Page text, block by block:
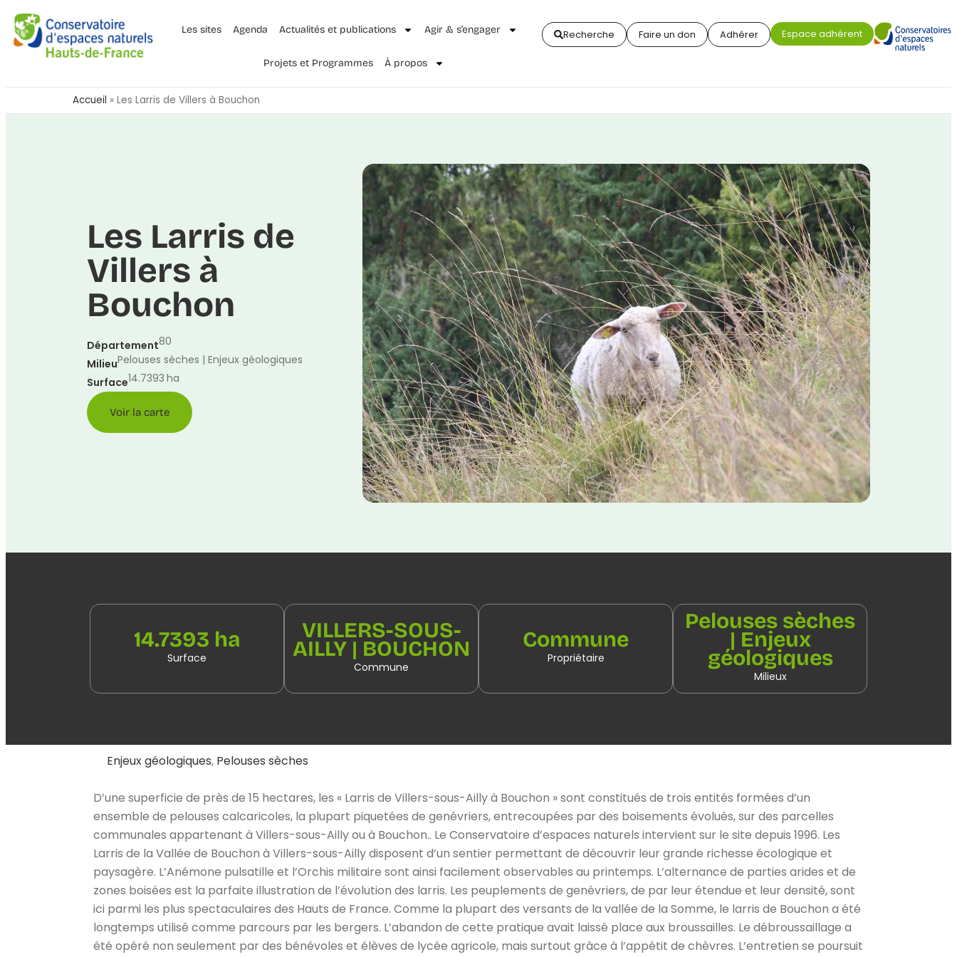
Les sites Agenda Actualités et publications Agir & s’engager
Projets et Programmes À propos
Recherche Faire un don Adhérer Espace adhérent
Accueil » Les Larris de Villers à Bouchon
Les Larris de
Villers à
Bouchon
Département80
MilieuPelouses sèches | Enjeux géologiques
Surface14.7393 ha
Voir la carte
14.7393 ha
Surface
VILLERS-SOUS-
AILLY | BOUCHON
Commune
Commune
Propriétaire
Pelouses sèches
| Enjeux
géologiques
Milieux
Enjeux géologiques, Pelouses sèches
D’une superficie de près de 15 hectares, les « Larris de Villers-sous-Ailly à Bouchon » sont constitués de trois entités formées d’un
ensemble de pelouses calcaricoles, la plupart piquetées de genévriers, entrecoupées par des boisements évolués, sur des parcelles
communales appartenant à Villers-sous-Ailly ou à Bouchon.. Le Conservatoire d’espaces naturels intervient sur le site depuis 1996. Les
Larris de la Vallée de Bouchon à Villers-sous-Ailly disposent d’un sentier permettant de découvrir leur grande richesse écologique et
paysagère. L’Anémone pulsatille et l’Orchis militaire sont ainsi facilement observables au printemps. L’alternance de parties arides et de
zones boisées est la parfaite illustration de l’évolution des larris. Les peuplements de genévriers, de par leur étendue et leur densité, sont
ici parmi les plus spectaculaires des Hauts de France. Comme la plupart des versants de la vallée de la Somme, le larris de Bouchon a été
longtemps utilisé comme parcours par les bergers. L’abandon de cette pratique avait laissé place aux broussailles. Le débroussaillage a
été opéré non seulement par des bénévoles et élèves de lycée agricole, mais surtout grâce à l’appétit de chèvres. L’entretien se poursuit